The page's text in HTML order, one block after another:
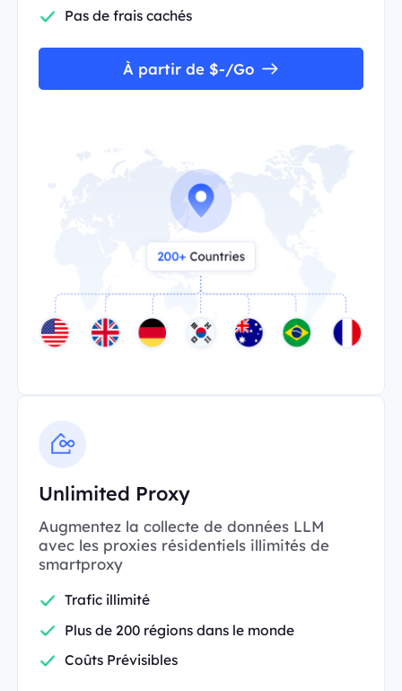
Pas de frais cachés
À partir de $-/Go
Unlimited Proxy
Augmentez la collecte de données LLM
avec les proxies résidentiels illimités de
smartproxy
Trafic illimité
Plus de 200 régions dans le monde
Coûts Prévisibles